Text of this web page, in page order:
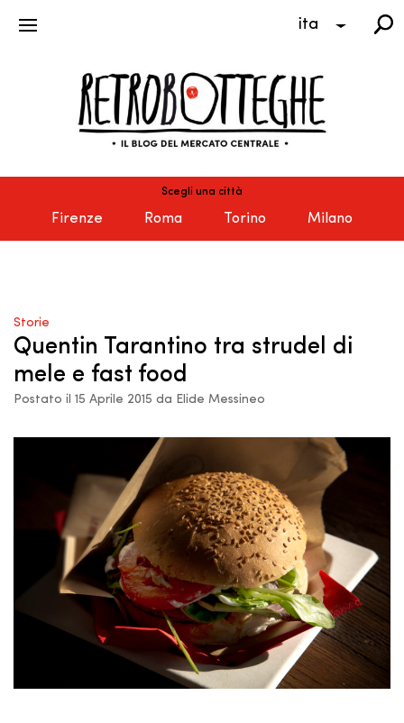
ita
Scegli una città
Firenze Roma Torino Milano
Storie
Quentin Tarantino tra strudel di
mele e fast food
Postato il 15 Aprile 2015 da Elide Messineo